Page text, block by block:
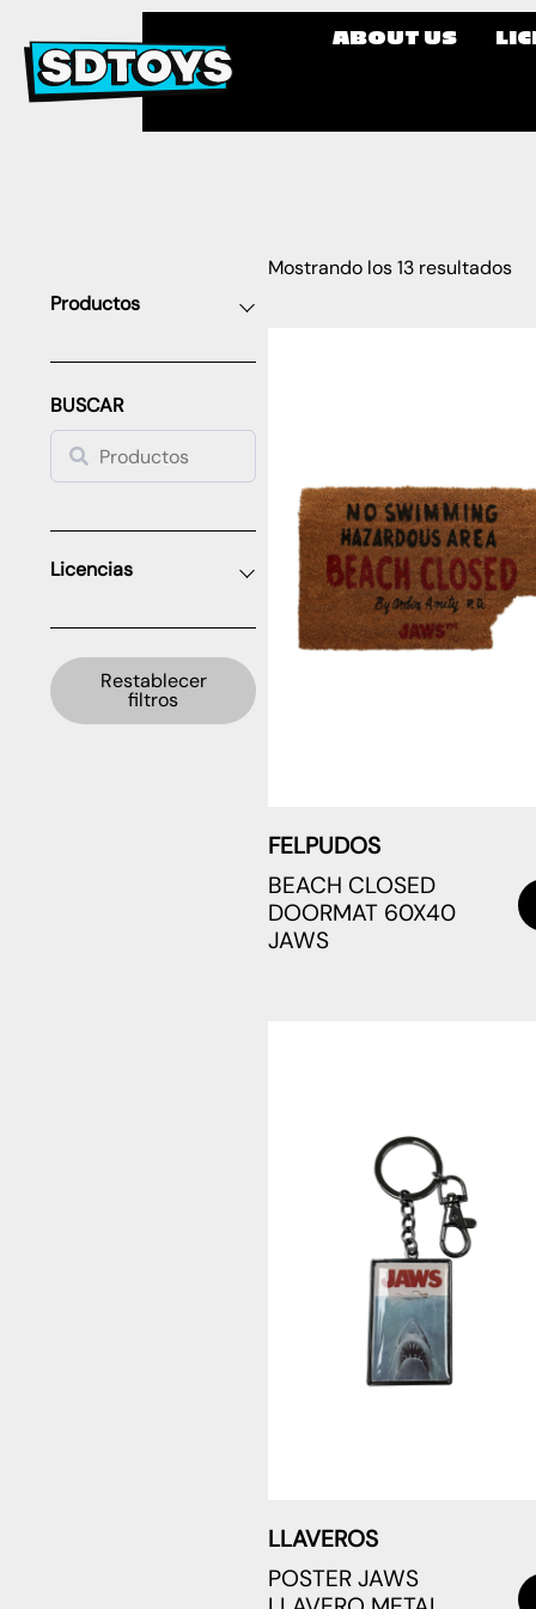
ABOUT US
Productos
BUSCAR
Licencias
Restablecer
filtros
Mostrando los 13 resultados
FELPUDOS
BEACH CLOSED
DOORMAT 60X40
JAWS
LLAVEROS
POSTER JAWS